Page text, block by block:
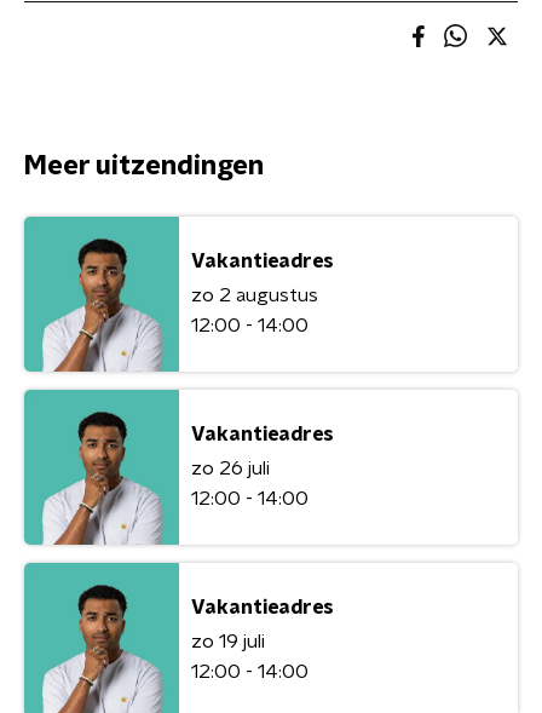
Meer uitzendingen
Vakantieadres
zo 2 augustus
12:00 - 14:00
Vakantieadres
zo 26 juli
12:00 - 14:00
Vakantieadres
zo 19 juli
12:00 - 14:00